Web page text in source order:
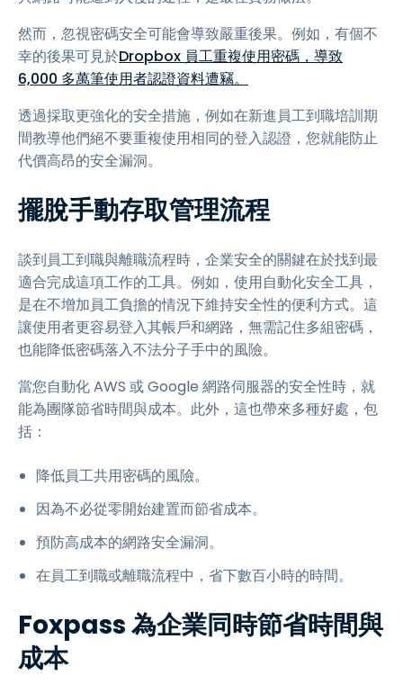
然而，忽視密碼安全可能會導致嚴重後果。例如，有個不
幸的後果可見於Dropbox 員工重複使用密碼，導致
6,000 多萬筆使用者認證資料遭竊。
透過採取更強化的安全措施，例如在新進員工到職培訓期
間教導他們絕不要重複使用相同的登入認證，您就能防止
代價高昂的安全漏洞。
擺脫手動存取管理流程
談到員工到職與離職流程時，企業安全的關鍵在於找到最
適合完成這項工作的工具。例如，使用自動化安全工具，
是在不增加員工負擔的情況下維持安全性的便利方式。這
讓使用者更容易登入其帳戶和網路，無需記住多組密碼，
也能降低密碼落入不法分子手中的風險。
當您自動化 AWS 或 Google 網路伺服器的安全性時，就
能為團隊節省時間與成本。此外，這也帶來多種好處，包
括：
降低員工共用密碼的風險。
因為不必從零開始建置而節省成本。
預防高成本的網路安全漏洞。
在員工到職或離職流程中，省下數百小時的時間。
Foxpass 為企業同時節省時間與
成本